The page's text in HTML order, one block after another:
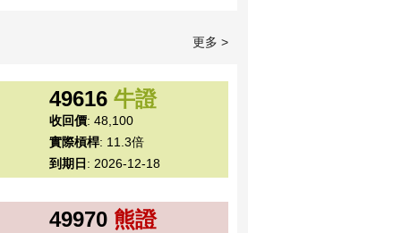
更多 >
49616 牛證
收回價: 48,100
實際槓桿: 11.3倍
到期日 : 2026-12-18
49970 熊證